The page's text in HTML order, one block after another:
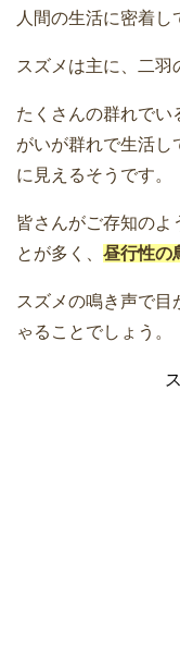
人間の生活に密着し
スズメは主に、二羽
たくさんの群れでい
がいが群れで生活し
に見えるそうです。
皆さんがご存知のよ
とが多く、 昼行性の
スズメの鳴き声で目
ゃることでしょう。